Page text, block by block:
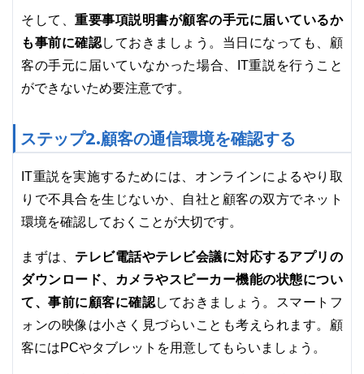
そして、重要事項説明書が顧客の手元に届いているか
も事前に確認しておきましょう。当日になっても、顧
客の手元に届いていなかった場合、IT重説を行うこと
ができないため要注意です。
ステップ2.顧客の通信環境を確認する
IT重説を実施するためには、オンラインによるやり取
りで不具合を生じないか、自社と顧客の双方でネット
環境を確認しておくことが大切です。
まずは、 テレビ電話やテレビ会議に対応するアプリの
ダウンロード、カメラやスピーカー機能の状態につい
て、事前に顧客に確認しておきましょう。スマートフ
ォンの映像は小さく見づらいことも考えられます。顧
客にはPCやタブレットを用意してもらいましょう。